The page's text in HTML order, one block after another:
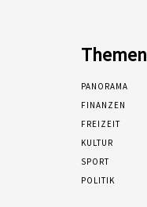
Themen
PANORAMA
FINANZEN
FREIZEIT
KULTUR
SPORT
POLITIK